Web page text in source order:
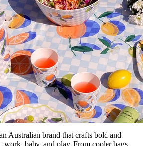
Australian brand that crafts bold and
work, baby, and play. From cooler bags